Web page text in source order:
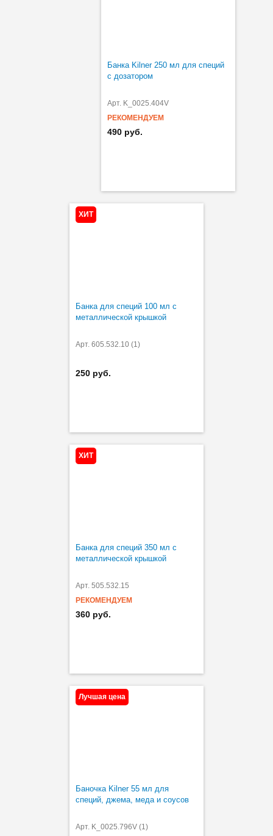
Банка Kilner 250 мл для специй
с дозатором
Арт. K_0025.404V
РЕКОМЕНДУЕМ
490 руб.
ХИТ
Банка для специй 100 мл с
металлической крышкой
Арт. 605.532.10 (1)
250 руб.
ХИТ
Банка для специй 350 мл с
металлической крышкой
Арт. 505.532.15
РЕКОМЕНДУЕМ
360 руб.
Лучшая цена
Баночка Kilner 55 мл для
специй, джема, меда и соусов
Арт. K_0025.796V (1)